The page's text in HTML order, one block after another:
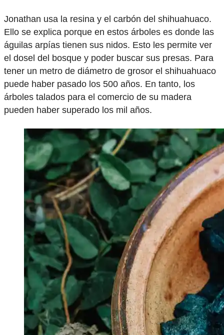
Jonathan usa la resina y el carbón del shihuahuaco.
Ello se explica porque en estos árboles es donde las
águilas arpías tienen sus nidos. Esto les permite ver
el dosel del bosque y poder buscar sus presas. Para
tener un metro de diámetro de grosor el shihuahuaco
puede haber pasado los 500 años. En tanto, los
árboles talados para el comercio de su madera
pueden haber superado los mil años.